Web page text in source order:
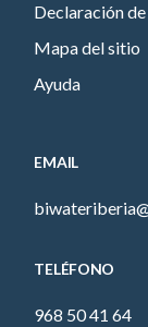
Declaración
Mapa del sitio
Ayuda
EMAIL
TELÉFONO
968 50 41 64